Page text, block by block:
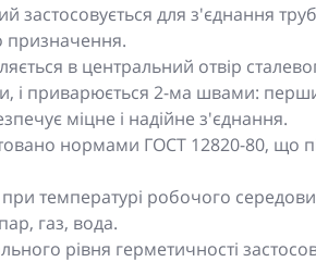
застосовується для з'єднання
призначення.
в центральний отвір
і приварюється 2-ма швами:
міцне і надійне з'єднання.
нормами ГОСТ 12820-80, що
температурі робочого
газ, вода.
рівня герметичності